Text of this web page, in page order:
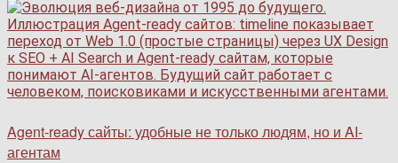
Agent-ready сайты: удобные не только людям, но и AI-
агентам